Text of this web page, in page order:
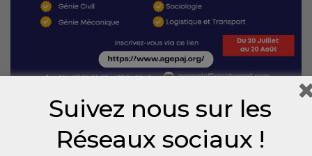
Agir Ensemble pour l’Avenir de la Jeunesse
Suivez nous sur les
Réseaux sociaux !